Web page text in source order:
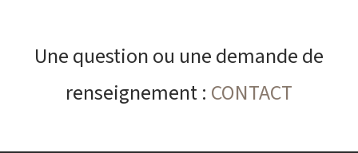
Une question ou une demande de
renseignement : CONTACT